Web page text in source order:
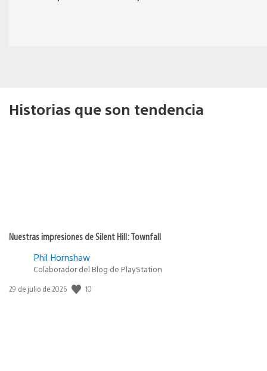
Historias que son tendencia
Nuestras impresiones de Silent Hill: Townfall
Phil Hornshaw
Colaborador del Blog de PlayStation
Fecha
29 de julio de 2026 10